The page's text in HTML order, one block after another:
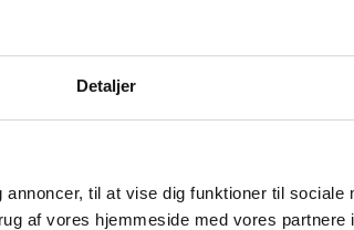
Detaljer
til at vise dig funktioner til sociale
af vores hjemmeside med vores partnere